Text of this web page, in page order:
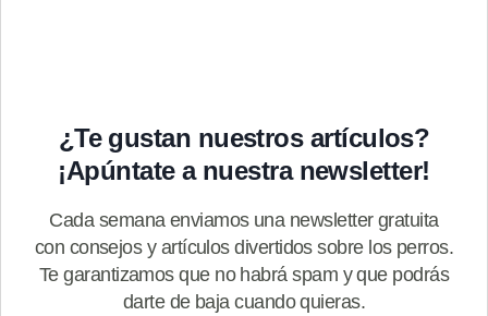
¿Te gustan nuestros artículos?
¡Apúntate a nuestra newsletter!
Cada semana enviamos una newsletter gratuita
con consejos y artículos divertidos sobre los perros.
Te garantizamos que no habrá spam y que podrás
darte de baja cuando quieras.